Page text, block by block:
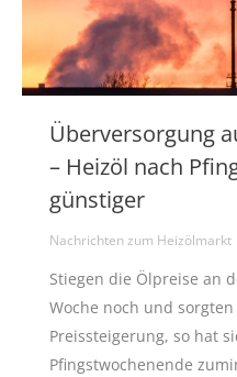
Überversorgung
– Heizöl nach
günstiger
Nachrichten zum Heizölmarkt
Stiegen die Ölpreise an
Woche noch und
Preissteigerung, so hat
Pfingstwochenende